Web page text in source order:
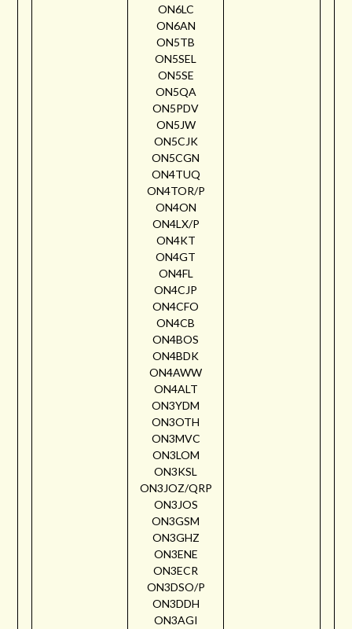
ON6LC
ON6AN
ON5TB
ON5SEL
ON5SE
ON5QA
ON5PDV
ON5JW
ON5CJK
ON5CGN
ON4TUQ
ON4TOR/P
ON4ON
ON4LX/P
ON4KT
ON4GT
ON4FL
ON4CJP
ON4CFO
ON4CB
ON4BOS
ON4BDK
ON4AWW
ON4ALT
ON3YDM
ON3OTH
ON3MVC
ON3LOM
ON3KSL
ON3JOZ/QRP
ON3JOS
ON3GSM
ON3GHZ
ON3ENE
ON3ECR
ON3DSO/P
ON3DDH
ON3AGI